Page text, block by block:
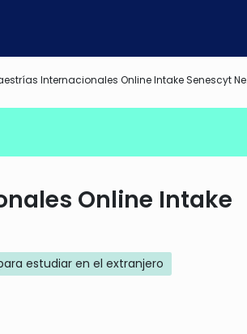
Internacionales Online Intake Senescyt Nebrija
Online Intake
estudiar en el extranjero